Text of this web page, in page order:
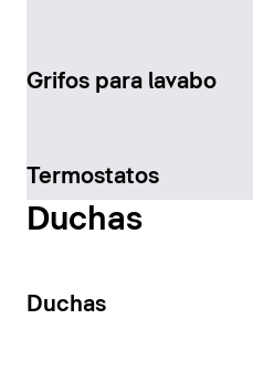
Grifos para lavabo
Termostatos
Duchas
Duchas